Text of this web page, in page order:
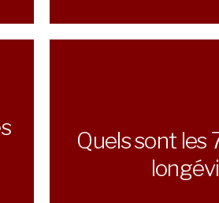
Quels sont les